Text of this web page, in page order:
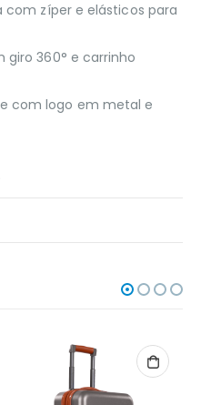
com zíper e elásticos para
giro 360° e carrinho
com logo em metal e